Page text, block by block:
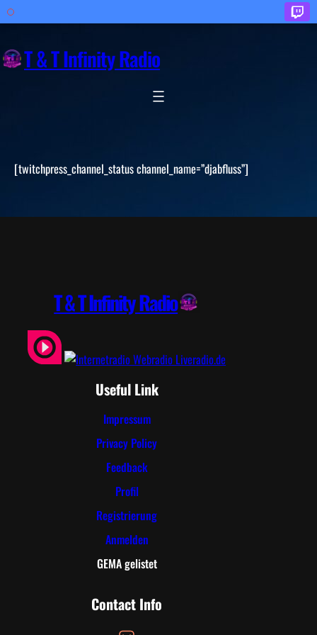
Inhalt
springenT & T Infinity Radio
[twitchpress_channel_status channel_name=”djabfluss”]
T & T Infinity Radio
Useful Link
Impressum
Privacy Policy
Feedback
Profil
Registrierung
Anmelden
GEMA gelistet
Contact Info